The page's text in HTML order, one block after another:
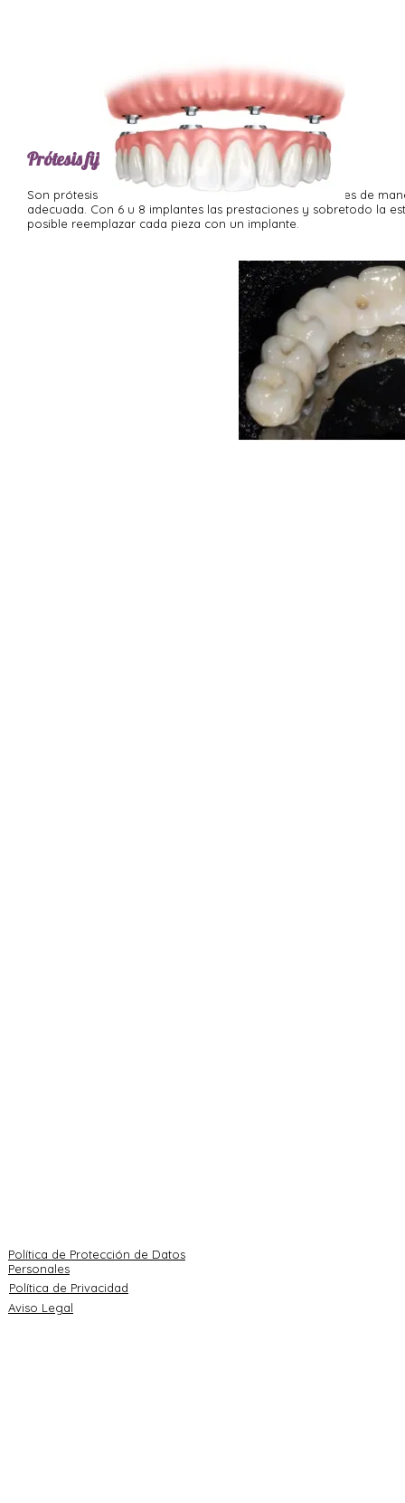
Prótesis fija sobre implantes
Son prótesis que van sostenidas sobre implantes dentales de
adecuada. Con 6 u 8 implantes las prestaciones y sobretodo la
posible reemplazar cada pieza con un implante.
Política de Protección de Datos
Personales
Política de Privacidad
Aviso Legal